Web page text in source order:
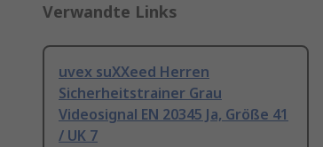
Verwandte Links
uvex suXXeed Herren
Sicherheitstrainer Grau
Videosignal EN 20345 Ja, Größe 41
/ UK 7